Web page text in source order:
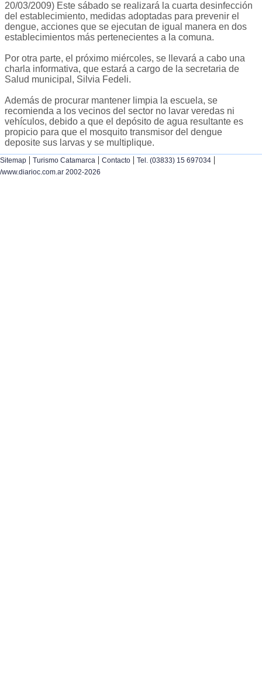
20/03/2009) Este sábado se realizará la cuarta desinfección
del establecimiento, medidas adoptadas para prevenir el
dengue, acciones que se ejecutan de igual manera en dos
establecimientos más pertenecientes a la comuna.
Por otra parte, el próximo miércoles, se llevará a cabo una
charla informativa, que estará a cargo de la secretaria de
Salud municipal, Silvia Fedeli.
Además de procurar mantener limpia la escuela, se
recomienda a los vecinos del sector no lavar veredas ni
vehículos, debido a que el depósito de agua resultante es
propicio para que el mosquito transmisor del dengue
deposite sus larvas y se multiplique.
Sitemap | Turismo Catamarca | Contacto | Tel. (03833) 15 697034 |
/www.diarioc.com.ar 2002-2026